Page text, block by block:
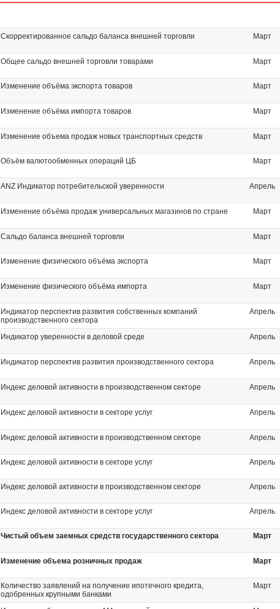
Скорректированное сальдо баланса внешней торговли Март
Общее сальдо внешней торговли товарами Март
Изменение объёма экспорта товаров Март
Изменение объёма импорта товаров Март
Изменение объема продаж новых транспортных средств Март
Объём валютообменных операций ЦБ Март
ANZ Индикатор потребительской уверенности Апрель
Изменение объёма продаж универсальных магазинов по стране Март
Сальдо баланса внешней торговли Март
Изменение физического объёма экспорта Март
Изменение физического объёма импорта Март
Индикатор перспектив развития собственных компаний
производственного сектора
Апрель
Индикатор уверенности в деловой среде Апрель
Индикатор перспектив развития производственного сектора Апрель
Индекс деловой активности в производственном секторе Апрель
Индекс деловой активности в секторе услуг Апрель
Индекс деловой активности в производственном секторе Апрель
Индекс деловой активности в секторе услуг Апрель
Индекс деловой активности в производственном секторе Апрель
Индекс деловой активности в секторе услуг Апрель
Чистый объем заемных средств государственного сектора Март
Изменение объема розничных продаж Март
Количество заявлений на получение ипотечного кредита,
одобренных крупными банками
Март